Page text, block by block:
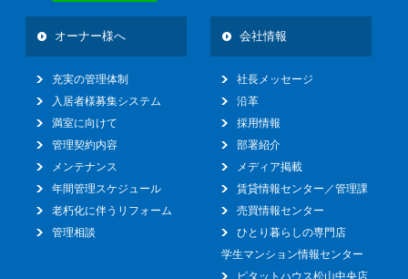
オーナー様へ
充実の管理体制
入居者様募集システム
満室に向けて
管理契約内容
メンテナンス
年間管理スケジュール
老朽化に伴うリフォーム
管理相談
会社情報
社長メッセージ
沿革
採用情報
部署紹介
メディア掲載
賃貸情報センター／管理課
売買情報センター
ひとり暮らしの専門店
学生マンション情報センター
ピタットハウス松山中央店